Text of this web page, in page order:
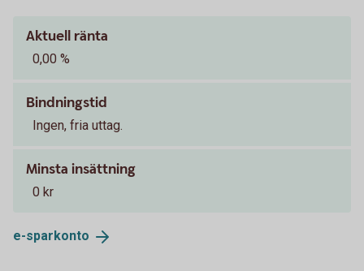
Aktuell ränta
0,00 %
Bindningstid
Ingen, fria uttag.
Minsta insättning
0 kr
e-sparkonto